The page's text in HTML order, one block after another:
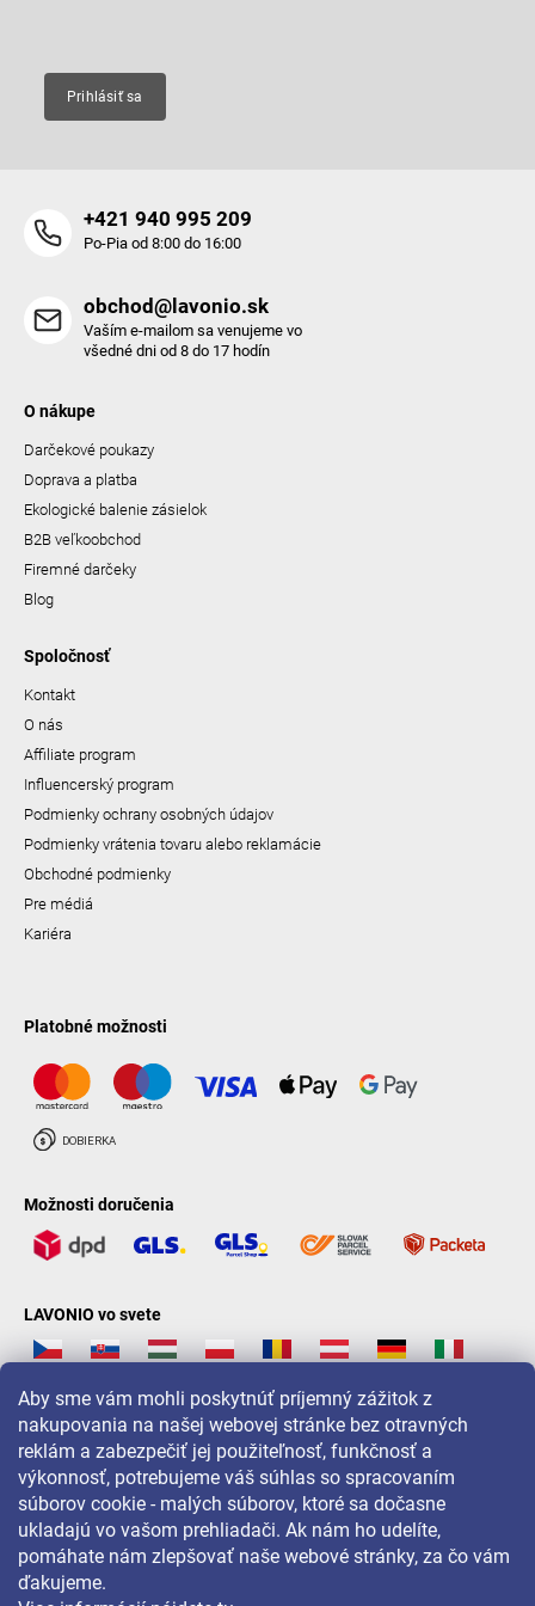
Aby sme vám mohli poskytnúť príjemný zážitok z
nakupovania na našej webovej stránke bez otravných
reklám a zabezpečiť jej použiteľnosť, funkčnosť a
výkonnosť, potrebujeme váš súhlas so spracovaním
súborov cookie - malých súborov, ktoré sa dočasne
ukladajú vo vašom prehliadači. Ak nám ho udelíte,
pomáhate nám zlepšovať naše webové stránky, za čo vám
ďakujeme.
Prihlásiť sa
+421 940 995 209
Po-Pia od 8:00 do 16:00
obchod@lavonio.sk
Vaším e-mailom sa venujeme vo
všedné dni od 8 do 17 hodín
O nákupe
Darčekové poukazy
Doprava a platba
Ekologické balenie zásielok
B2B veľkoobchod
Firemné darčeky
Blog
Spoločnosť
Kontakt
O nás
Affiliate program
Influencerský program
Podmienky ochrany osobných údajov
Podmienky vrátenia tovaru alebo reklamácie
Obchodné podmienky
Pre médiá
Kariéra
Platobné možnosti
Možnosti doručenia
LAVONIO vo svete
Pre akcie, súťaže a zľavy nás sledujte na: